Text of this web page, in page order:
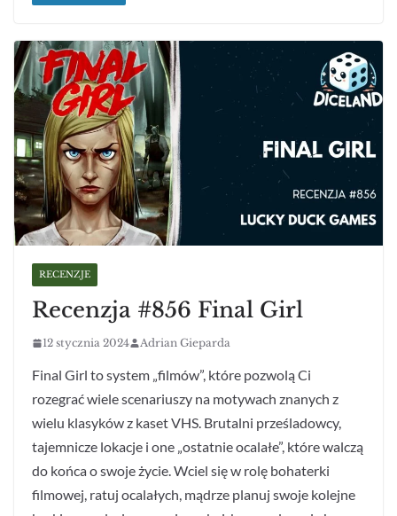
RECENZJE
Recenzja #856 Final Girl
12 stycznia 2024 Adrian Gieparda
Final Girl to system „filmów”, które pozwolą Ci
rozegrać wiele scenariuszy na motywach znanych z
wielu klasyków z kaset VHS. Brutalni prześladowcy,
tajemnicze lokacje i one „ostatnie ocalałe”, które walczą
do końca o swoje życie. Wciel się w rolę bohaterki
filmowej, ratuj ocalałych, mądrze planuj swoje kolejne